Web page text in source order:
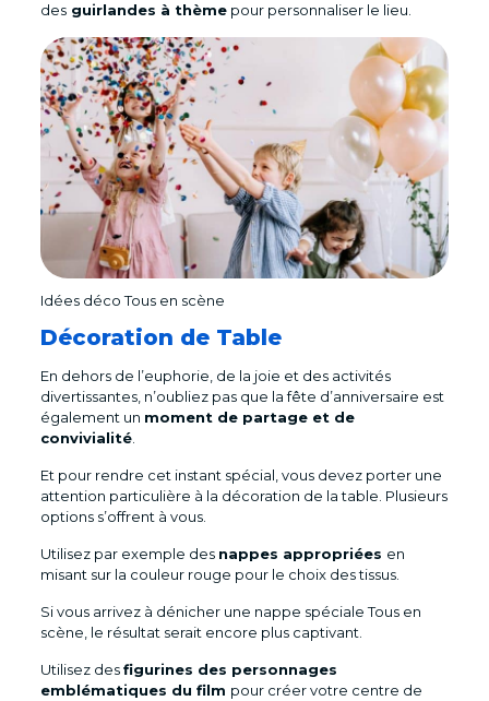
desguirlandes à thèmepour personnaliser le lieu.
Idées déco Tous en scène
Décoration de Table
En dehors de l’euphorie, de la joie et des activités
divertissantes, n’oubliez pas que la fête d’anniversaire est
également un moment de partage et de
convivialité.
Et pour rendre cet instant spécial, vous devez porter une
attention particulière à la décoration de la table. Plusieurs
options s’offrent à vous.
Utilisez par exemple des nappes appropriées en
misant sur la couleur rouge pour le choix des tissus.
Si vous arrivez à dénicher une nappe spéciale Tous en
scène, le résultat serait encore plus captivant.
Utilisez desfigurines des personnages
emblématiques du film pour créer votre centre de